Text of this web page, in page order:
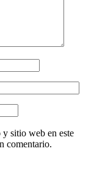
sitio web en este
comentario.